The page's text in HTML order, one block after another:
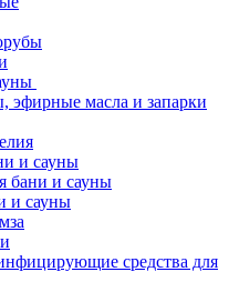
эфирные масла и запарки
и сауны
бани и сауны
и сауны
средства для